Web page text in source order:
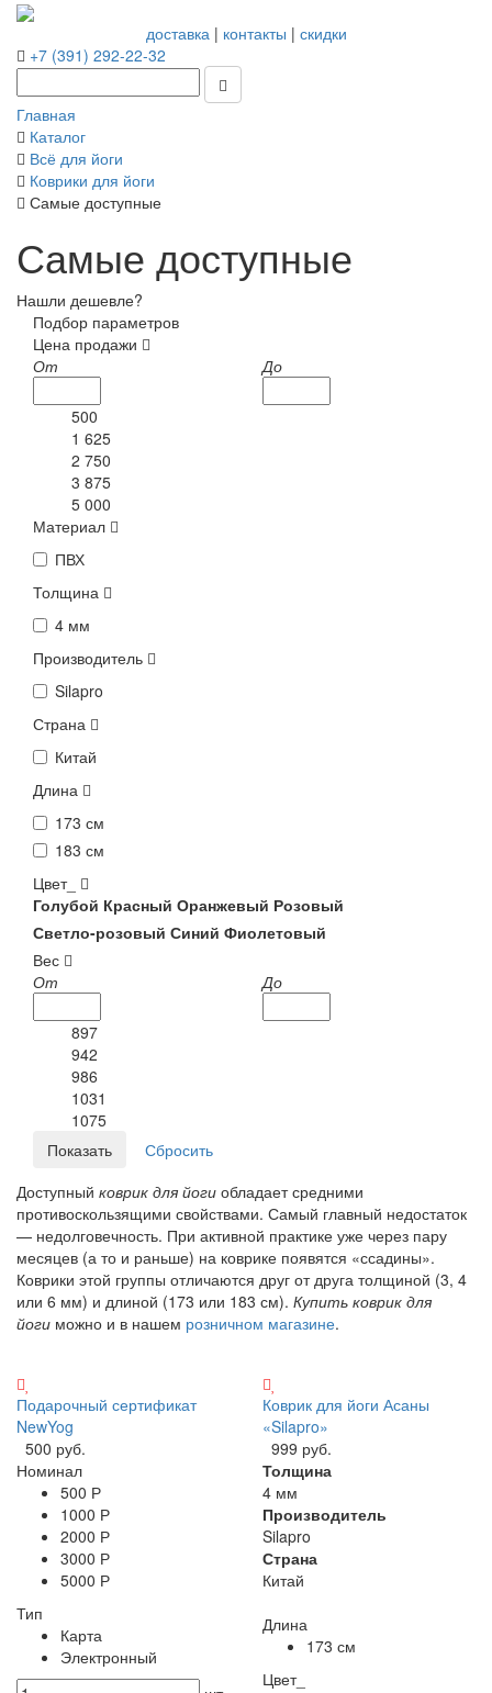
доставка| контакты | скидки
+7 (391) 292-22-32
Главная
Каталог
Всё для йоги
Коврики для йоги
Самые доступные
Самые доступные
Нашли дешевле?
Подбор параметров
Цена продажи
От
До
500
1 625
2 750
3 875
5 000
Материал
ПВХ
Толщина
4 мм
Производитель
Silapro
Страна
Китай
Длина
173 см
183 см
Цвет_
Голубой Красный Оранжевый Розовый
Светло-розовый Синий Фиолетовый
Вес
От
До
897
942
986
1031
1075
Доступный коврик для йоги обладает средними
противоскользящими свойствами. Самый главный недостаток
— недолговечность. При активной практике уже через пару
месяцев (а то и раньше) на коврике появятся «ссадины».
Коврики этой группы отличаются друг от друга толщиной (3, 4
или 6 мм) и длиной (173 или 183 см). Купить коврик для
йоги можно и в нашем розничном магазине.
Подарочный сертификат
NewYog
500 руб.
Номинал
500 Р
1000 Р
2000 Р
3000 Р
5000 Р
Тип
Карта
Электронный
Коврик для йоги Асаны
«Silapro»‎
999 руб.
Толщина
4 мм
Производитель
Silapro
Страна
Китай
Длина
173 см
Цвет_